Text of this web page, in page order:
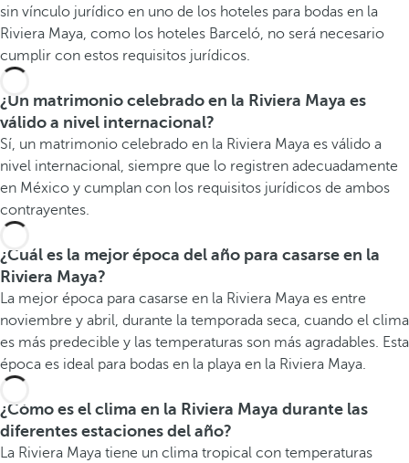
sin vínculo jurídico en uno de los hoteles para bodas en la
Riviera Maya, como los hoteles Barceló, no será necesario
cumplir con estos requisitos jurídicos.
¿Un matrimonio celebrado en la Riviera Maya es
válido a nivel internacional?
Sí, un matrimonio celebrado en la Riviera Maya es válido a
nivel internacional, siempre que lo registren adecuadamente
en México y cumplan con los requisitos jurídicos de ambos
contrayentes.
¿Cuál es la mejor época del año para casarse en la
Riviera Maya?
La mejor época para casarse en la Riviera Maya es entre
noviembre y abril, durante la temporada seca, cuando el clima
es más predecible y las temperaturas son más agradables. Esta
época es ideal para bodas en la playa en la Riviera Maya.
¿Cómo es el clima en la Riviera Maya durante las
diferentes estaciones del año?
La Riviera Maya tiene un clima tropical con temperaturas